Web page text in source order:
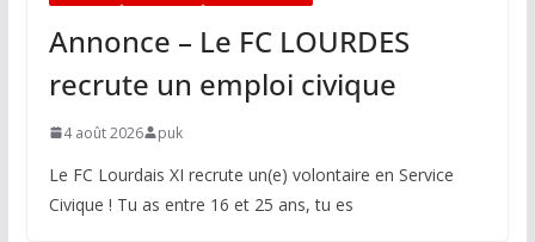
Annonce – Le FC LOURDES
recrute un emploi civique
4 août 2026 puk
Le FC Lourdais XI recrute un(e) volontaire en Service
Civique ! Tu as entre 16 et 25 ans, tu es